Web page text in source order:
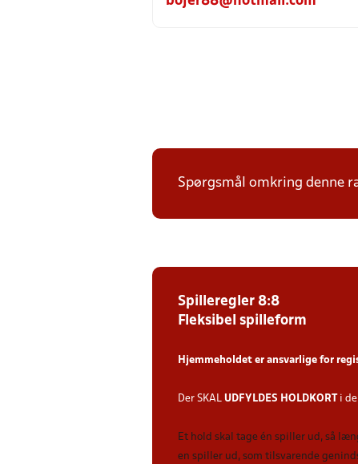
Spørgsmål omkring denne
Spilleregler 8:8
Fleksibel spilleform
Hjemmeholdet er ansvarlige for
Der SKAL UDFYLDES HOLDKORTi
Et hold skal tage én spiller ud, så
en spiller ud, som tilsvarende